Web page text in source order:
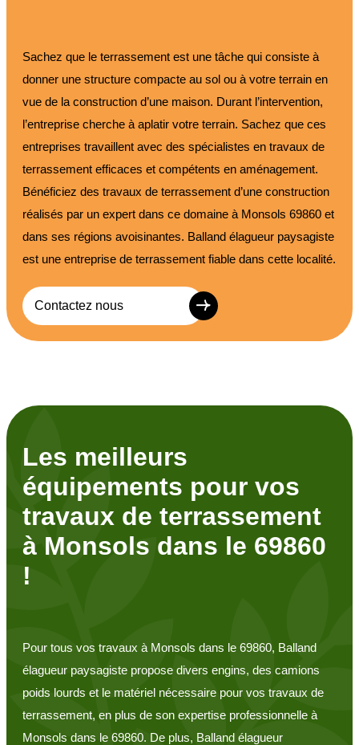
Sachez que le terrassement est une tâche qui consiste à
donner une structure compacte au sol ou à votre terrain en
vue de la construction d’une maison. Durant l’intervention,
l’entreprise cherche à aplatir votre terrain. Sachez que ces
entreprises travaillent avec des spécialistes en travaux de
terrassement efficaces et compétents en aménagement.
Bénéficiez des travaux de terrassement d’une construction
réalisés par un expert dans ce domaine à Monsols 69860 et
dans ses régions avoisinantes. Balland élagueur paysagiste
est une entreprise de terrassement fiable dans cette localité.
Contactez nous
Les meilleurs
équipements pour vos
travaux de terrassement
à Monsols dans le 69860
!
Pour tous vos travaux à Monsols dans le 69860, Balland
élagueur paysagiste propose divers engins, des camions
poids lourds et le matériel nécessaire pour vos travaux de
terrassement, en plus de son expertise professionnelle à
Monsols dans le 69860. De plus, Balland élagueur